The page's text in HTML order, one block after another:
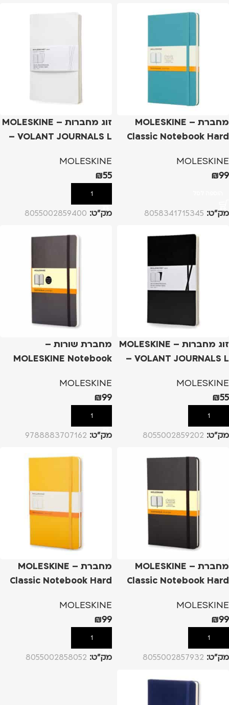
מחברת – MOLESKINE
Classic Notebook Hard
MOLESKINE
₪99
מק”ט: 8058341715345
זוג מחברות – MOLESKINE
VOLANT JOURNALS L –
MOLESKINE
₪55
הוספה לסל
מק”ט: 8055002859400
זוג מחברות – MOLESKINE
VOLANT JOURNALS L –
MOLESKINE
₪55
הוספה לסל
מק”ט: 8055002859202
מחברת שורות –
MOLESKINE Notebook
MOLESKINE
₪99
הוספה לסל
מק”ט: 9788883707162
מחברת – MOLESKINE
Classic Notebook Hard
MOLESKINE
₪99
הוספה לסל
מק”ט: 8055002857932
מחברת – MOLESKINE
Classic Notebook Hard
MOLESKINE
₪99
הוספה לסל
מק”ט: 8055002858052